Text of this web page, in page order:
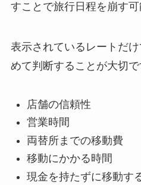
すことで旅行日程を崩す可
表示されているレートだ
めて判断することが大切で
店舗の信頼性
営業時間
両替所までの移動費
移動にかかる時間
現金を持たずに移動す